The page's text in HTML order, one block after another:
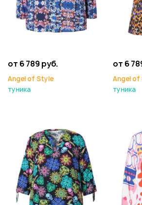
от 6 789 руб.
Angel of Style
туника
от 6
Angel of
туника